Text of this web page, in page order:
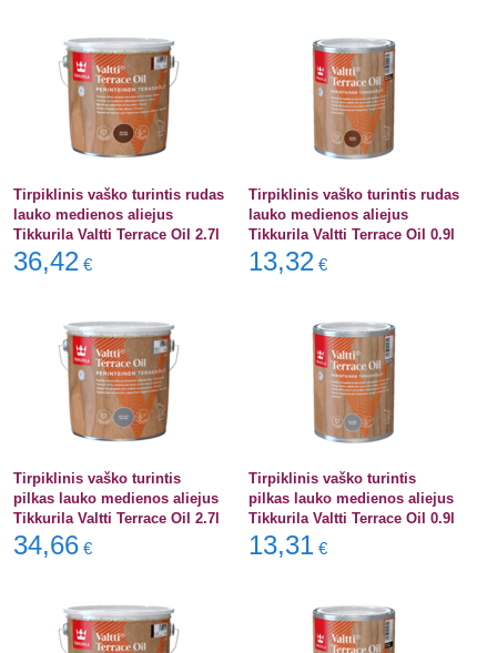
Tirpiklinis vaško turintis rudas
lauko medienos aliejus
Tikkurila Valtti Terrace Oil 2.7l
36,42 €
Tirpiklinis vaško turintis rudas
lauko medienos aliejus
Tikkurila Valtti Terrace Oil 0.9l
13,32 €
Tirpiklinis vaško turintis
pilkas lauko medienos aliejus
Tikkurila Valtti Terrace Oil 2.7l
34,66 €
Tirpiklinis vaško turintis
pilkas lauko medienos aliejus
Tikkurila Valtti Terrace Oil 0.9l
13,31 €